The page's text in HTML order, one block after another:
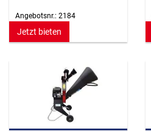
Angebotsnr.: 2184
Jetzt bieten